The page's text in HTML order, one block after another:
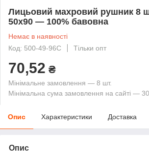
Лицьовий махровий рушник 8
50х90 — 100% бавовна
Немає в наявності
Код: 500-49-96С
Тільки опт
70,52 ₴
Мінімальне замовлення — 8 шт.
Мінімальна сума замовлення на сайті —
Опис Характеристики Доставка
Опис